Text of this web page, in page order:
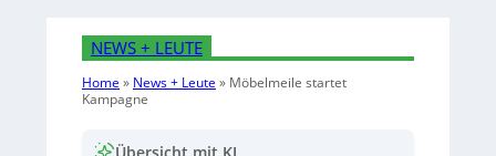
NEWS + LEUTE
Home » News + Leute » Möbelmeile startet
Kampagne
Übersicht mit KI